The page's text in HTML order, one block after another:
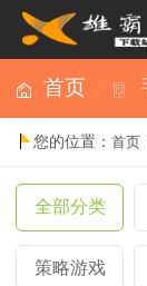
首页
您的位置：首页
全部分类
策略游戏